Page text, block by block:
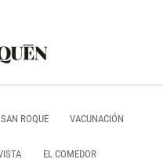
ROQUE VACUNACIÓN
EL COMEDOR